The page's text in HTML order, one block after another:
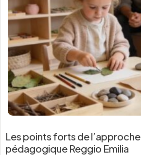
Les points forts de l’approche
pédagogique Reggio Emilia